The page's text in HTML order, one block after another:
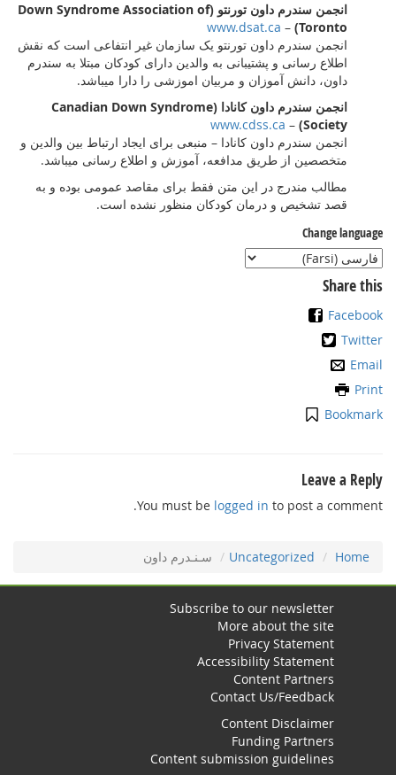
انجمن سندرم داون تورنتو (Down Syndrome Association of
Toronto)
–
www.dsat.ca
انجمن سندرم داون تورنتو یک سازمان غیر انتفاعی است که نقش
اطلاع رسانی و پشتیبانی به والدین دارای کودکان مبتلا به سندرم
داون، دانش آموزان و مربیان اموزشی را دارا میباشد.
انجمن سندرم داون کانادا (Canadian Down Syndrome
Society)
–
www.cdss.ca
انجمن سندرم داون کانادا – منبعی برای ایجاد ارتباط بین والدین و
متخصصین از طریق مدافعه، آموزش و اطلاع رسانی میباشد.
مطالب مندرج در این متن فقط برای مقاصد عمومی بوده و به
قصد تشخیص و درمان کودکان منظور نشده است.
Change language
Share this
Facebook
Twitter
Email
Print
Bookmark
Leave a Reply
You must belogged into post a comment.
Home
Uncategorized سـنـدرم داون
Subscribe to our newsletter
More about the site
Privacy Statement
Accessibility Statement
Content Partners
Contact Us/Feedback
Content Disclaimer
Funding Partners
Content submission guidelines